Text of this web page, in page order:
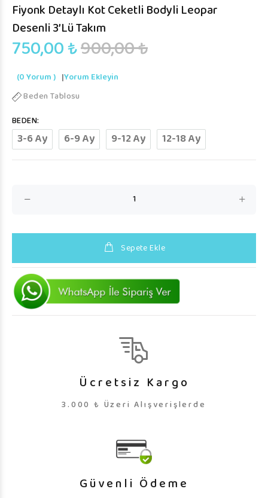
Fiyonk Detaylı Kot Ceketli Bodyli Leopar
Desenli 3’lü Takım
750,00 ₺900,00 ₺
(0 Yorum ) |Yorum Ekleyin
Beden Tablosu
BEDEN:
3-6 Ay 6-9 Ay 9-12 Ay 12-18 Ay
Sepete Ekle
Ücretsiz Kargo
3.000 ₺ Üzeri Alışverişlerde
Güvenli Ödeme